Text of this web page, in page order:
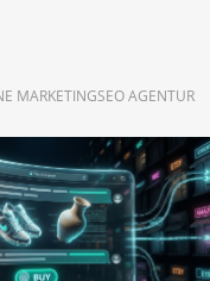
MARKETINGSEO AGENTUR